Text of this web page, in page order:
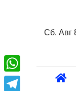
содержанию
Сб. Авг
W